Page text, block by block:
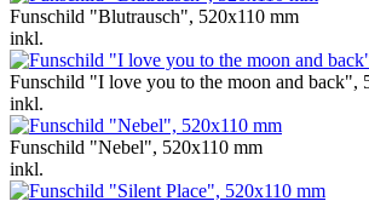
Funschild "Blutrausch", 520x110 mm
inkl.
Funschild "I love you to the moon and back",
inkl.
Funschild "Nebel", 520x110 mm
inkl.